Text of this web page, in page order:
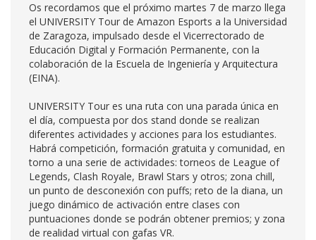
Os recordamos que el próximo martes 7 de marzo llega
el UNIVERSITY Tour de Amazon Esports a la Universidad
de Zaragoza, impulsado desde el Vicerrectorado de
Educación Digital y Formación Permanente, con la
colaboración de la Escuela de Ingeniería y Arquitectura
(EINA).
UNIVERSITY Tour es una ruta con una parada única en
el día, compuesta por dos stand donde se realizan
diferentes actividades y acciones para los estudiantes.
Habrá competición, formación gratuita y comunidad, en
torno a una serie de actividades: torneos de League of
Legends, Clash Royale, Brawl Stars y otros; zona chill,
un punto de desconexión con puffs; reto de la diana, un
juego dinámico de activación entre clases con
puntuaciones donde se podrán obtener premios; y zona
de realidad virtual con gafas VR.